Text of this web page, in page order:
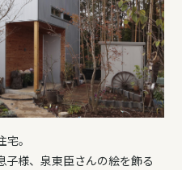
。
子様、泉東臣さんの絵を飾る